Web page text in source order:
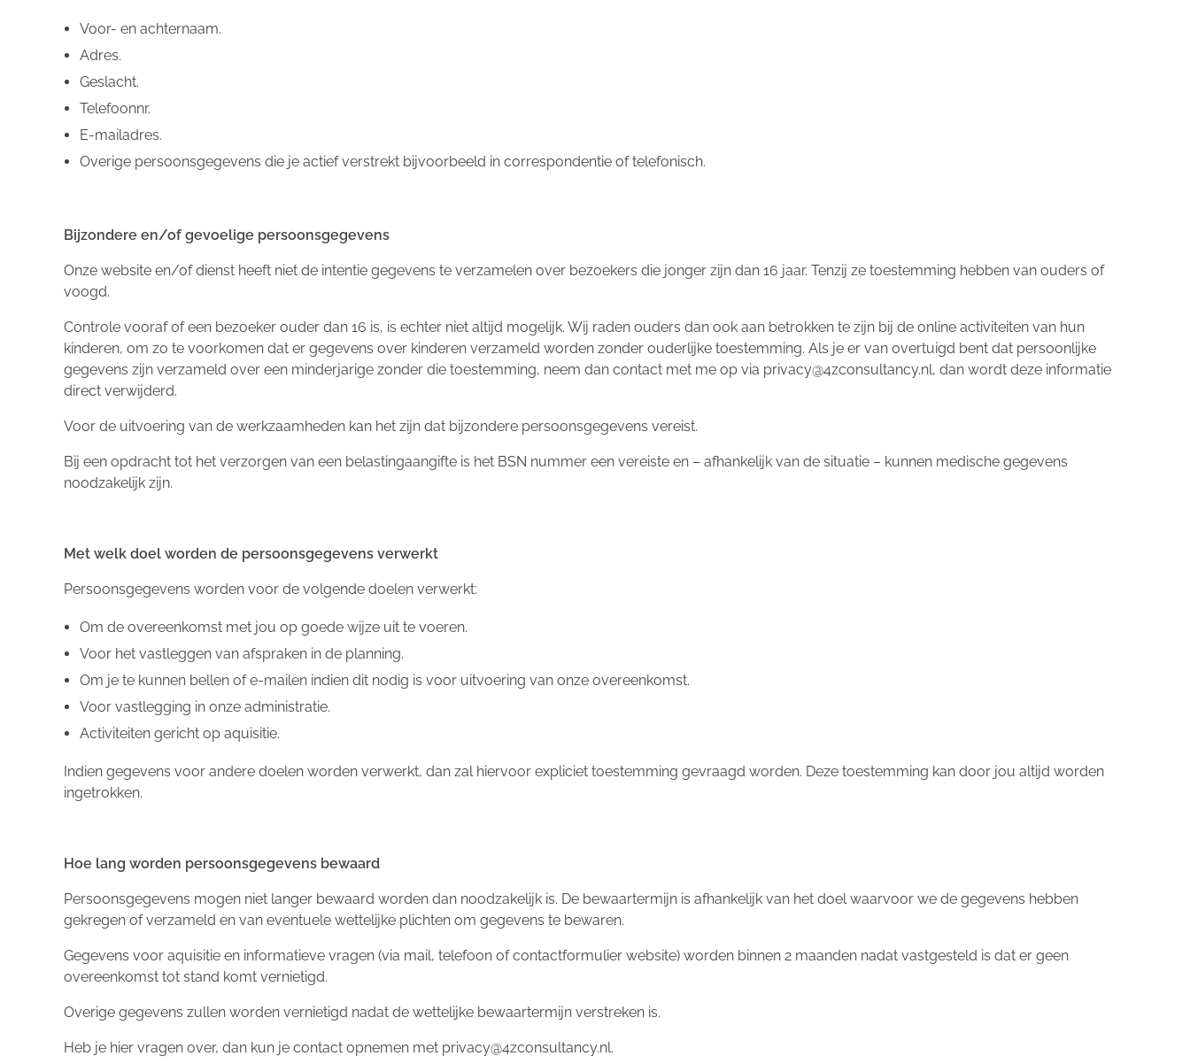
Voor- en achternaam.
Adres.
Geslacht.
Telefoonnr.
E-mailadres.
Overige persoonsgegevens die je actief verstrekt bijvoorbeeld in correspondentie of telefonisch.
Bijzondere en/of gevoelige persoonsgegevens
Onze website en/of dienst heeft niet de intentie gegevens te verzamelen over bezoekers die jonger zijn dan 16 jaar. Tenzij ze toestemming hebben van ouders of
voogd.
Controle vooraf of een bezoeker ouder dan 16 is, is echter niet altijd mogelijk. Wij raden ouders dan ook aan betrokken te zijn bij de online activiteiten van hun
kinderen, om zo te voorkomen dat er gegevens over kinderen verzameld worden zonder ouderlijke toestemming. Als je er van overtuigd bent dat persoonlijke
gegevens zijn verzameld over een minderjarige zonder die toestemming, neem dan contact met me op via privacy@4zconsultancy.nl, dan wordt deze informatie
direct verwijderd.
Voor de uitvoering van de werkzaamheden kan het zijn dat bijzondere persoonsgegevens vereist.
Bij een opdracht tot het verzorgen van een belastingaangifte is het BSN nummer een vereiste en – afhankelijk van de situatie – kunnen medische gegevens
noodzakelijk zijn.
Met welk doel worden de persoonsgegevens verwerkt
Persoonsgegevens worden voor de volgende doelen verwerkt:
Om de overeenkomst met jou op goede wijze uit te voeren.
Voor het vastleggen van afspraken in de planning.
Om je te kunnen bellen of e-mailen indien dit nodig is voor uitvoering van onze overeenkomst.
Voor vastlegging in onze administratie.
Activiteiten gericht op aquisitie.
Indien gegevens voor andere doelen worden verwerkt, dan zal hiervoor expliciet toestemming gevraagd worden. Deze toestemming kan door jou altijd worden
ingetrokken.
Hoe lang worden persoonsgegevens bewaard
Persoonsgegevens mogen niet langer bewaard worden dan noodzakelijk is. De bewaartermijn is afhankelijk van het doel waarvoor we de gegevens hebben
gekregen of verzameld en van eventuele wettelijke plichten om gegevens te bewaren.
Gegevens voor aquisitie en informatieve vragen (via mail, telefoon of contactformulier website) worden binnen 2 maanden nadat vastgesteld is dat er geen
overeenkomst tot stand komt vernietigd.
Overige gegevens zullen worden vernietigd nadat de wettelijke bewaartermijn verstreken is.
Heb je hier vragen over, dan kun je contact opnemen met privacy@4zconsultancy.nl.